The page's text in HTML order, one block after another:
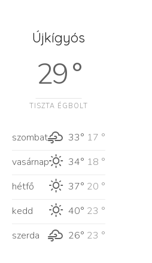
Újkígyós
29 °
TISZTA ÉGBOLT
szombat 33° 17 °
vasárnap
34° 18 °
hétfő
37° 20 °
kedd
40° 23 °
szerda
26° 23 °